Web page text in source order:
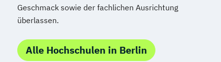
Geschmack sowie der fachlichen Ausrichtung
überlassen.
Alle Hochschulen in Berlin